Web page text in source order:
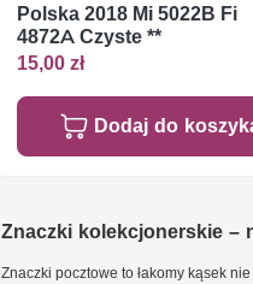
Polska 2018 Mi 5022B Fi
4872A Czyste **
15,00 zł
Dodaj do
Znaczki kolekcjonerskie –
Znaczki pocztowe to łakomy kąsek